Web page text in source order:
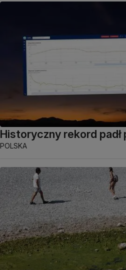
Historyczny rekord padł
POLSKA